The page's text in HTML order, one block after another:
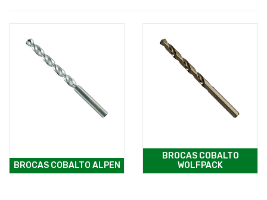
BROCAS COBALTO ALPEN
BROCAS COBALTO
WOLFPACK